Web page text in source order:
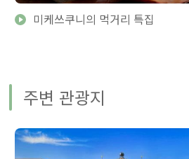
미케쓰쿠니의 먹거리 특집
주변 관광지